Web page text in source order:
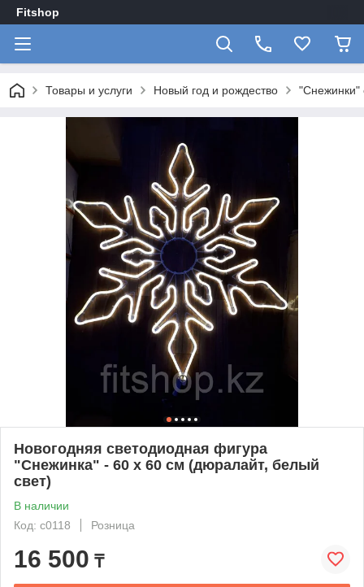
Fitshop
Товары и услуги Новый год и рождество "Снежинки"
Новогодняя светодиодная фигура
"Снежинка" - 60 х 60 см (дюралайт, белый
свет)
В наличии
Код: с0118
Розница
16 500 ₸